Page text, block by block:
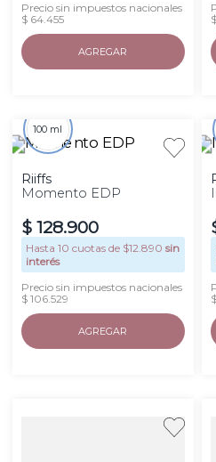
Precio sin impuestos nacionales
$ 64.455
AGREGAR
100 ml
Riiffs
Momento EDP
$ 128.900
Hasta 10 cuotas de $12.890 sin
interés
Precio sin impuestos nacionales
$ 106.529
AGREGAR